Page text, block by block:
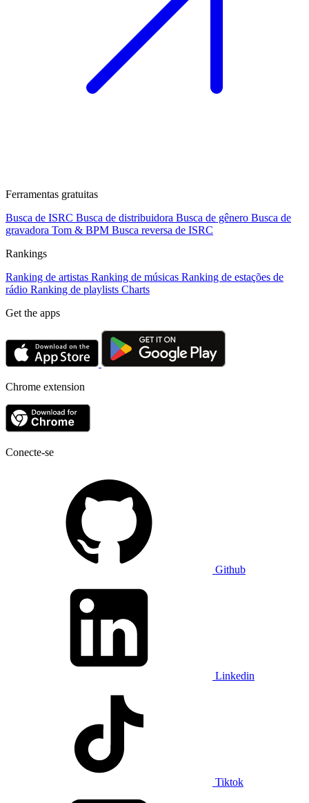
Ferramentas gratuitas
Busca de ISRC Busca de distribuidora Busca de gênero Busca de
gravadora Tom & BPM Busca reversa de ISRC
Rankings
Ranking de artistas Ranking de músicas Ranking de estações de
rádio Ranking de playlists Charts
Get the apps
Chrome extension
Conecte-se
Github
Linkedin
Tiktok